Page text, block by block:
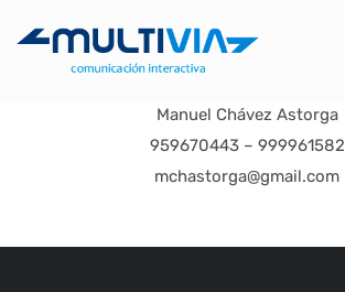
Manuel Chávez Astorga
959670443 – 999961582
mchastorga@gmail.com